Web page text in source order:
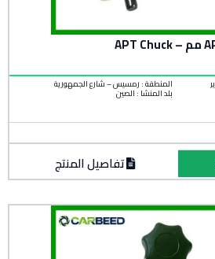
المنطقة : رمسيس – شارع الجمهورية
بلد المنشأ :الصين
تفاصيل المنتج